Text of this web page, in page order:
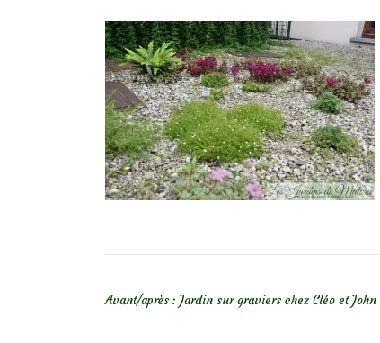
Avant/après : Jardin sur graviers chez Cléo et John